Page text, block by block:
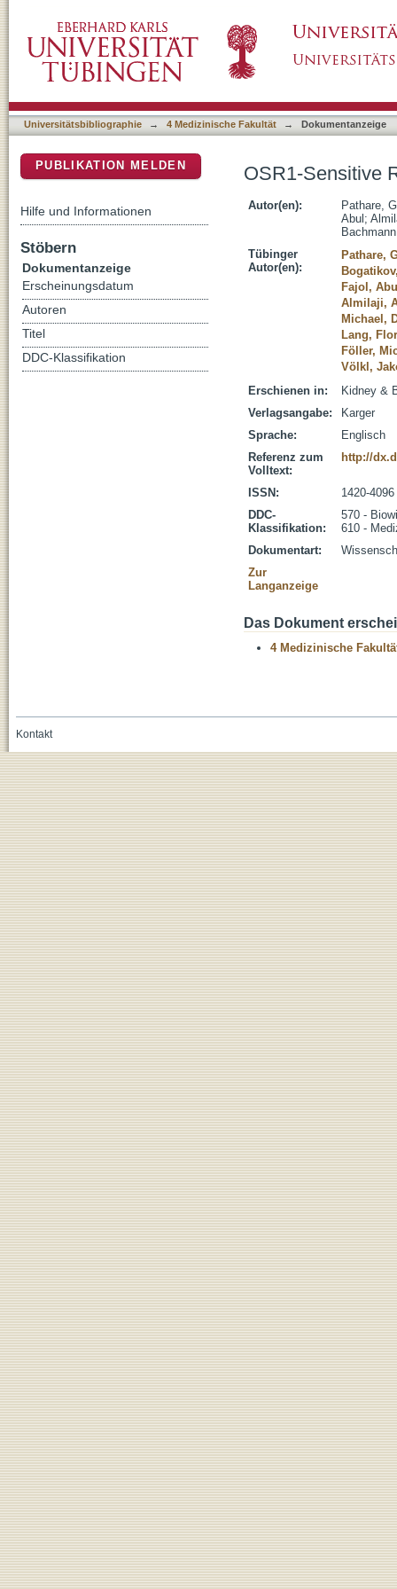
Universitätsbibliographie → 4 Medizinische Fakultät → Dokumentanzeige
OSR1-Sensitive
Autor(en):
Pathare,
Abul ;
Tübinger
Autor(en):
Pathare,
Fajol,
Almilaji,
Michael,
Lang,
Föller,
Völkl,
Erschienen in:
Kidney &
Verlagsangabe:
Karger
Sprache:
Englisch
Referenz zum
Volltext:
http://
ISSN:
1420-4096
DDC-
Klassifikation:
570 -
610 -
Dokumentart:
Zur
Langanzeige
Das Dokument
4 Medizinische
PUBLIKATION MELDEN
Hilfe und Informationen
Stöbern
Dokumentanzeige
Erscheinungsdatum
Autoren
Titel
DDC-Klassifikation
Kontakt